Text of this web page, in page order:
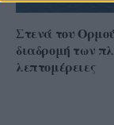
Στενά του
διαδρομή των
λεπτομέρειες